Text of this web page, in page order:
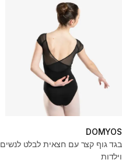
DOMYOS
בגד גוף קצר עם חצאית לבלט לנשים
וילדות